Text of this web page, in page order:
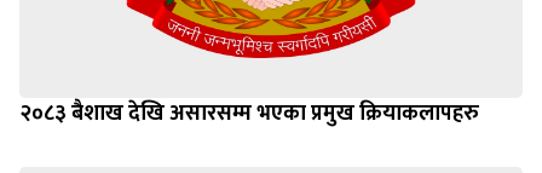
२०८३ बैशाख देखि असारसम्म भएका प्रमुख क्रियाकलापहरु